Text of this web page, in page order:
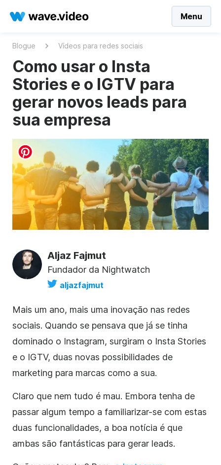
Menu
Blogue Vídeos para redes sociais
Como usar o Insta
Stories e o IGTV para
gerar novos leads para
sua empresa
Aljaz Fajmut
Fundador da Nightwatch
aljazfajmut
Mais um ano, mais uma inovação nas redes
sociais. Quando se pensava que já se tinha
dominado o Instagram, surgiram o Insta Stories
e o IGTV, duas novas possibilidades de
marketing para marcas como a sua.
Claro que nem tudo é mau. Embora tenha de
passar algum tempo a familiarizar-se com estas
duas funcionalidades, a boa notícia é que
ambas são fantásticas para gerar leads.